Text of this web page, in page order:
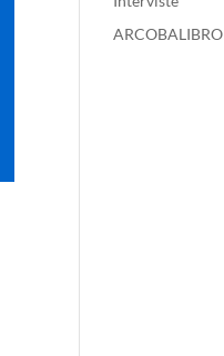
ARCOBALIBRO